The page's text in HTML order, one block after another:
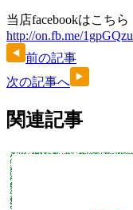
当店facebookはこちら
http://on.fb.me/1gpGQzu
前の記事
次の記事へ
関連記事